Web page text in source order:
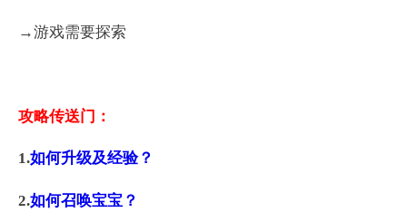
→游戏需要探索
攻略传送门：
1.如何升级及经验？
2.如何召唤宝宝？